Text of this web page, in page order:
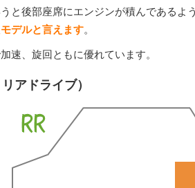
と後部座席にエンジンが積んであるよ
デルと言えます。
速、旋回ともに優れています。
アドライブ）